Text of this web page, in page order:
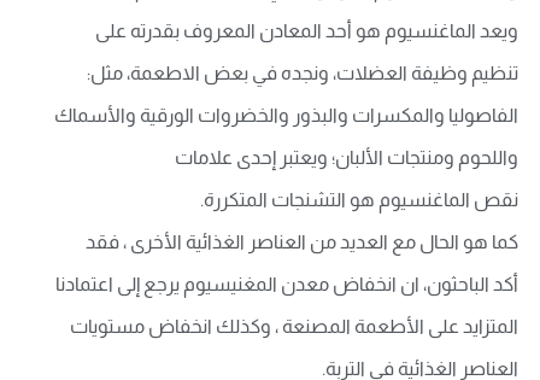
ويعد الماغنسيوم هو أحد المعادن المعروف بقدرته على
تنظيم وظيفة العضلات، ونجده في بعض الاطعمة، مثل:
الفاصوليا والمكسرات والبذور والخضروات الورقية والأسماك
واللحوم ومنتجات الألبان؛ ويعتبر إحدى علامات
نقص الماغنسيوم هو التشنجات المتكررة.
كما هو الحال مع العديد من العناصر الغذائية الأخرى ، فقد
أكد الباحثون، ان انخفاض معدن المغنيسيوم يرجع إلى اعتمادنا
المتزايد على الأطعمة المصنعة ، وكذلك انخفاض مستويات
العناصر الغذائية في التربة.